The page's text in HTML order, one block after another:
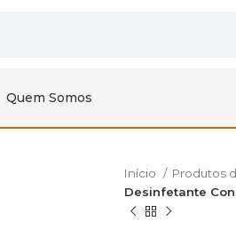
Quem Somos
Início
Produtos
Desinfetante